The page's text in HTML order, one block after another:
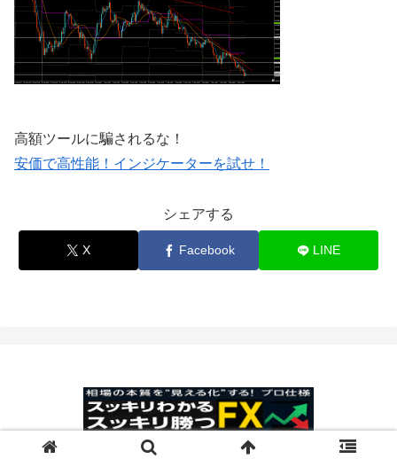
高額ツールに騙されるな！
安価で高性能！インジケーターを試せ！
シェアする
X Facebook LINE
© 2025 スッキリわかるスッキリ勝つFX.